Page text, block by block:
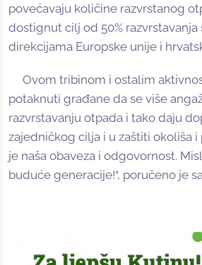
povećavaju količine razvrstanog
dostignut cilj od 50%
direkcijama Europske unije i
Ovom tribinom i ostalim
potaknuti građane da se više
razvrstavanju otpada i tako daju
zajedničkog cilja i u zaštiti okoliša i
je naša obaveza i odgovornost.
buduće generacije!“, poručeno je